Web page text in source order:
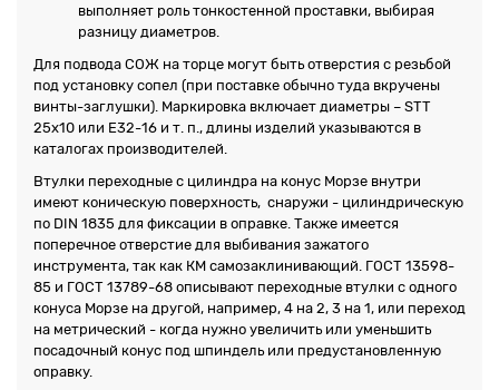
выполняет роль тонкостенной проставки, выбирая
разницу диаметров.
Для подвода СОЖ на торце могут быть отверстия с резьбой
под установку сопел (при поставке обычно туда вкручены
винты-заглушки). Маркировка включает диаметры – STT
25x10 или E32-16 и т. п., длины изделий указываются в
каталогах производителей.
Втулки переходные с цилиндра на конус Морзе внутри
имеют коническую поверхность, снаружи - цилиндрическую
по DIN 1835 для фиксации в оправке. Также имеется
поперечное отверстие для выбивания зажатого
инструмента, так как КМ самозаклинивающий. ГОСТ 13598-
85 и ГОСТ 13789-68 описывают переходные втулки с одного
конуса Морзе на другой, например, 4 на 2, 3 на 1, или переход
на метрический - когда нужно увеличить или уменьшить
посадочный конус под шпиндель или предустановленную
оправку.